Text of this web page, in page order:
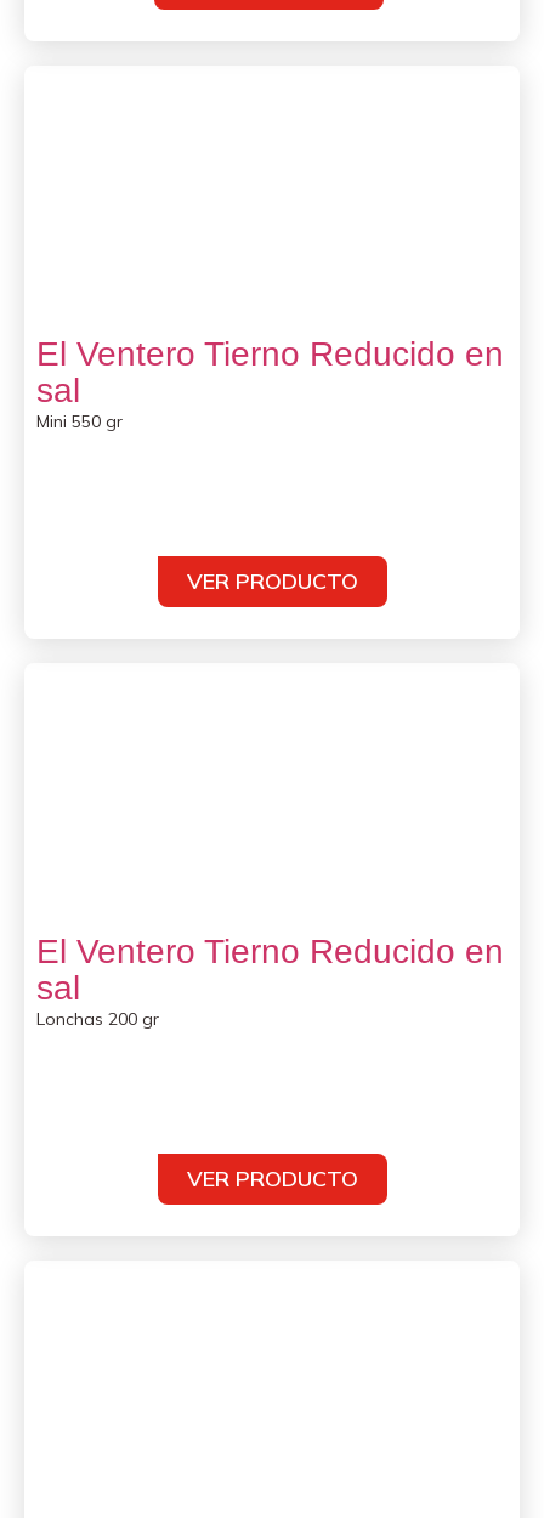
El Ventero Tierno Reducido en
sal
Mini 550 gr
VER PRODUCTO
El Ventero Tierno Reducido en
sal
Lonchas 200 gr
VER PRODUCTO